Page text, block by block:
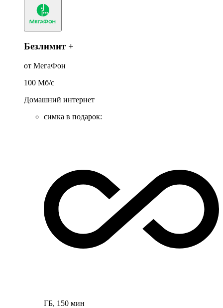
Безлимит +
от МегаФон
100 Мб/c
Домашний интернет
симка в подарок:
ГБ, 150 мин